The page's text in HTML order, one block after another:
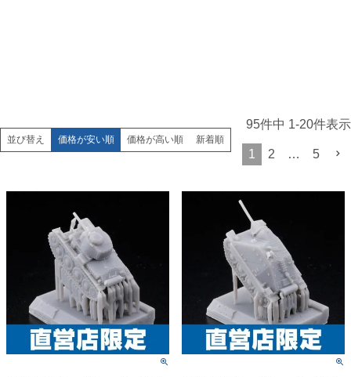
並び替え 価格が安い順 価格が高い順 新着順
95件中 1-20件表示
1 2 … 5